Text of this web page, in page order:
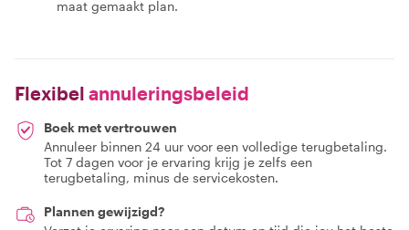
maat gemaakt plan.
Flexibel annuleringsbeleid
Boek met vertrouwen
Annuleer binnen 24 uur voor een volledige terugbetaling.
Tot 7 dagen voor je ervaring krijg je zelfs een
terugbetaling, minus de servicekosten.
Plannen gewijzigd?